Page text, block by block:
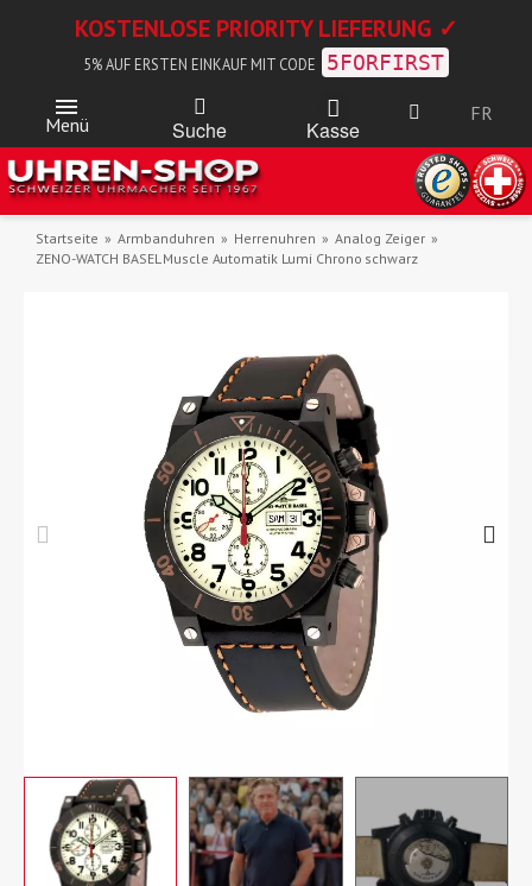
KOSTENLOSE PRIORITY LIEFERUNG ✓
5% AUF ERSTEN EINKAUF MIT CODE 5FORFIRST
Menü Suche Kasse
FR
Startseite Armbanduhren Herrenuhren
Analog Zeiger
ZENO-WATCH BASEL Muscle Automatik Lumi Chrono schwarz